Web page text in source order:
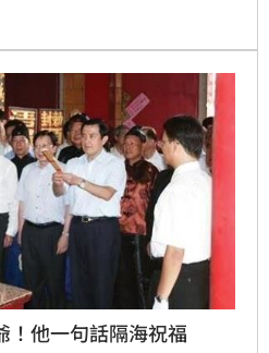
義，還因為馬系其他人的冷
！他一句話隔海祝福